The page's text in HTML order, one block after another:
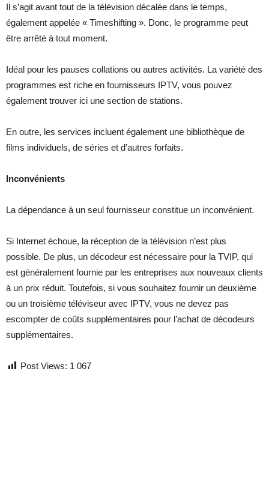
Il s’agit avant tout de la télévision décalée dans le temps,
également appelée « Timeshifting ». Donc, le programme peut
être arrêté à tout moment.
Idéal pour les pauses collations ou autres activités. La variété des
programmes est riche en fournisseurs IPTV, vous pouvez
également trouver ici une section de stations.
En outre, les services incluent également une bibliothèque de
films individuels, de séries et d’autres forfaits.
Inconvénients
La dépendance à un seul fournisseur constitue un inconvénient.
Si Internet échoue, la réception de la télévision n’est plus
possible. De plus, un décodeur est nécessaire pour la TVIP, qui
est généralement fournie par les entreprises aux nouveaux clients
à un prix réduit. Toutefois, si vous souhaitez fournir un deuxième
ou un troisième téléviseur avec IPTV, vous ne devez pas
escompter de coûts supplémentaires pour l’achat de décodeurs
supplémentaires.
Post Views: 1 067